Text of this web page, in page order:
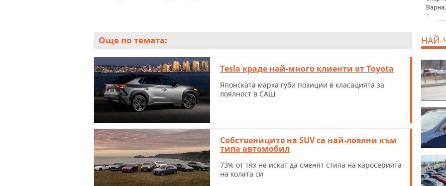
Още по темата:
Tesla краде най-много клиенти от Toyota
Японската марка губи позиции в класацията за
лоялност в САЩ
Собствениците на SUV са най-лоялни към
типа автомобил
73% от тях не искат да сменят стила на каросерията
на колата си
НАЙ-